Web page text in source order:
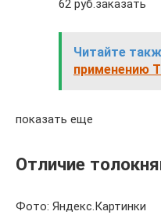
62 руб.заказать
Читайте
применению
показать еще
Отличие
Фото: Яндекс.Картинки